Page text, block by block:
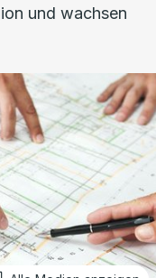
und wachsen